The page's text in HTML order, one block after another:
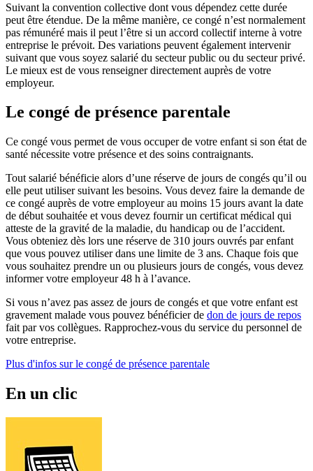
Suivant la convention collective dont vous dépendez cette durée
peut être étendue. De la même manière, ce congé n’est normalement
pas rémunéré mais il peut l’être si un accord collectif interne à votre
entreprise le prévoit. Des variations peuvent également intervenir
suivant que vous soyez salarié du secteur public ou du secteur privé.
Le mieux est de vous renseigner directement auprès de votre
employeur.
Le congé de présence parentale
Ce congé vous permet de vous occuper de votre enfant si son état de
santé nécessite votre présence et des soins contraignants.
Tout salarié bénéficie alors d’une réserve de jours de congés qu’il ou
elle peut utiliser suivant les besoins. Vous devez faire la demande de
ce congé auprès de votre employeur au moins 15 jours avant la date
de début souhaitée et vous devez fournir un certificat médical qui
atteste de la gravité de la maladie, du handicap ou de l’accident.
Vous obteniez dès lors une réserve de 310 jours ouvrés par enfant
que vous pouvez utiliser dans une limite de 3 ans. Chaque fois que
vous souhaitez prendre un ou plusieurs jours de congés, vous devez
informer votre employeur 48 h à l’avance.
Si vous n’avez pas assez de jours de congés et que votre enfant est
gravement malade vous pouvez bénéficier de don de jours de repos
fait par vos collègues. Rapprochez-vous du service du personnel de
votre entreprise.
Plus d'infos sur le congé de présence parentale
En un clic